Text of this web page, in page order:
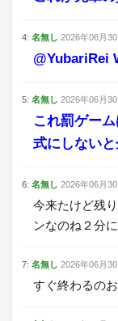
4: 名無し 2026年06月30
@YubariRei
5: 名無し 2026年06月30
これ罰ゲー
式にしない
6: 名無し 2026年06月30
今来たけど残
ンなのね２分
7: 名無し 2026年06月30
すぐ終わるの